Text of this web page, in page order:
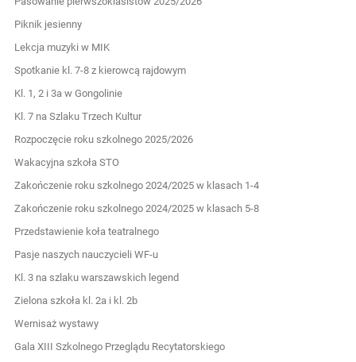
Piknik jesienny
Lekcja muzyki w MIK
Spotkanie kl. 7-8 z kierowcą rajdowym
Kl. 1, 2 i 3a w Gongolinie
Kl. 7 na Szlaku Trzech Kultur
Rozpoczęcie roku szkolnego 2025/2026
Wakacyjna szkoła STO
Zakończenie roku szkolnego 2024/2025 w klasach 1-4
Zakończenie roku szkolnego 2024/2025 w klasach 5-8
Przedstawienie koła teatralnego
Pasje naszych nauczycieli WF-u
Kl. 3 na szlaku warszawskich legend
Zielona szkoła kl. 2a i kl. 2b
Wernisaż wystawy
Gala XIII Szkolnego Przeglądu Recytatorskiego